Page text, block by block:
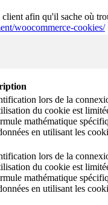
afin qu'il sache où
woocommerce-cookies/
lors de la
du cookie est
mathématique
en utilisant les
lors de la
du cookie est
mathématique
en utilisant les